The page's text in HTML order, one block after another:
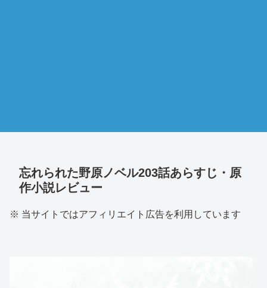
忘れられた野原ノベル203話あらすじ・原
作小説レビュー
※ 当サイトではアフィリエイト広告を利用しています